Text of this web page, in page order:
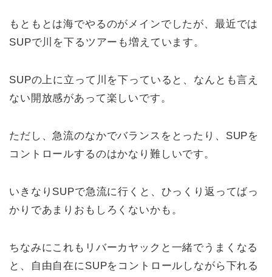
もともとは海でやるのがメインでしたが、最近では
SUPで川を下るツアーも増えています。
SUPの上に立って川を下っていると、なんとも言え
ない開放感があって楽しいです。
ただし、急流のなかでバランスをとったり、SUPを
コントロールするのはかなり難しいです。
いきなりSUPで急流に行くと、ひっくり返ってばっ
かりであまりおもしろくないかも。
ちなみにこれもリバーカヤックと一緒でうまくなる
と、自由自在にSUPをコントロールしながら下れる